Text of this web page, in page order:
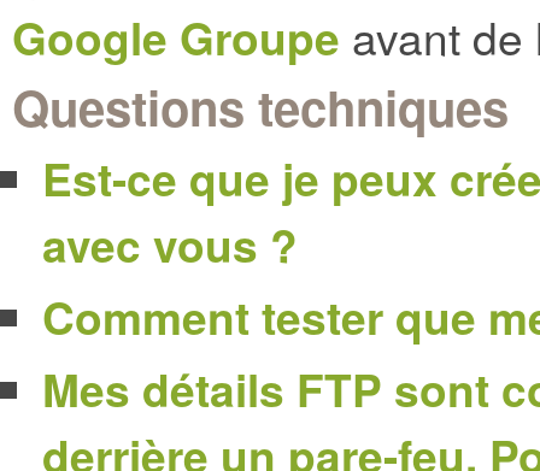
Google Groupe avant
Questions techniques
Est-ce que je peux
avec vous ?
Comment tester que
Mes détails FTP sont
derrière un pare-feu.